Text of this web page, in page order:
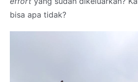
bisa apa tidak?